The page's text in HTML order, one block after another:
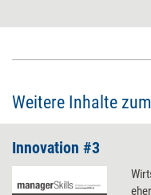
Weitere Inhalte
Innovation #3